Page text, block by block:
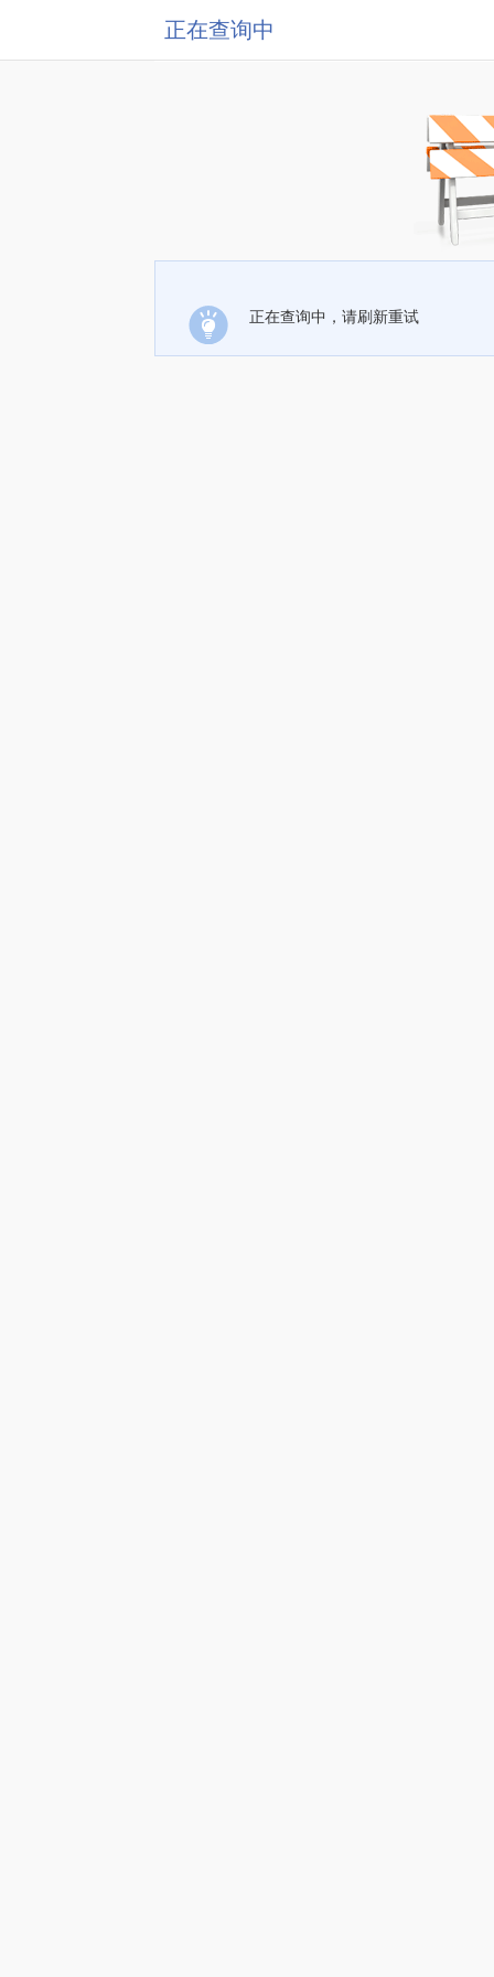
正在查询中
正在查询中，请刷新重试